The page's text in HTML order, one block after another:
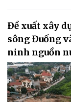
Đề xuất xây
sông Đuống
ninh nguồn